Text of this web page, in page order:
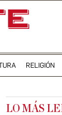
RELIGIÓN
LO MÁS